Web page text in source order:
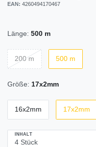
EAN: 4260494170467
Länge: 500 m
200 m 500 m
Größe: 17x2mm
16x2mm 17x2mm
INHALT